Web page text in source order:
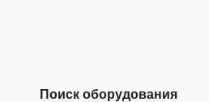
Поиск оборудования